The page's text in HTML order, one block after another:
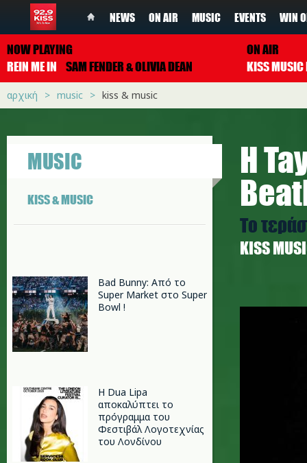
NEWS ON AIR MUSIC EVENTS WIN
NOW PLAYING
REIN ME IN
SAM FENDER & OLIVIA DEAN
ON AIR
αρχική music kiss & music
MUSIC
KISS & MUSIC
Bad Bunny: Από το
Super Market στο Super
Bowl !
Η Dua Lipa
αποκαλύπτει το
πρόγραμμα του
Φεστιβάλ Λογοτεχνίας
του Λονδίνου
Η
Το
ΚISS
t.jpg